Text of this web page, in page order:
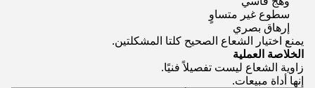
سطوع غير متساوٍ
إرهاق بصري
يمنع اختيار الشعاع الصحيح كلتا المشكلتين.
الخلاصة العملية
زاوية الشعاع ليست تفصيلاً فنيًا.
إنها أداة مبيعات.